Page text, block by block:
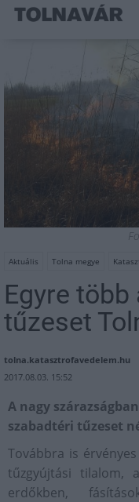
Aktuális Tolna megye
Egyre
tűzeset
tolna.katasztrofavedelem.hu
2017.08.03. 15:52
A nagy
szabadtéri tűzeset
Továbbra is
tűzgyújtási tilalom,
erdőkben,